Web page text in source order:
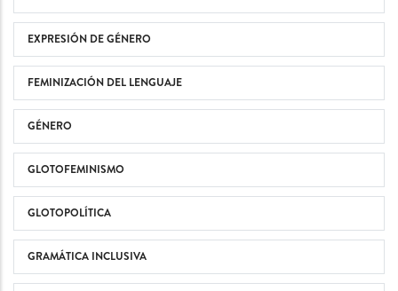
EXPRESIÓN DE GÉNERO
FEMINIZACIÓN DEL LENGUAJE
GÉNERO
GLOTOFEMINISMO
GLOTOPOLÍTICA
GRAMÁTICA INCLUSIVA